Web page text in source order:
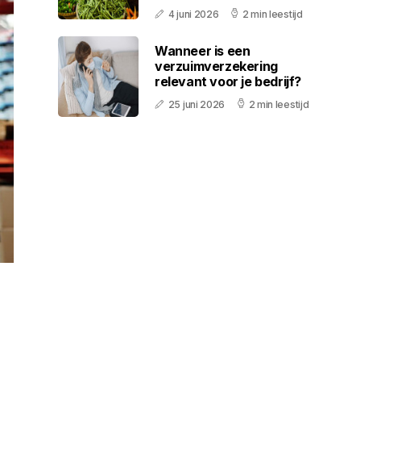
4 juni 2026 2 min leestijd
Wanneer is een
verzuimverzekering
relevant voor je bedrijf?
25 juni 2026 2 min leestijd